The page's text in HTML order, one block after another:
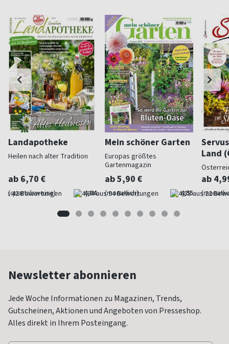
Landapotheke
Heilen nach alter Tradition
ab 6,70 €
(quartalsweise) 4,84
Mein schöner Garten
Europas größtes
Gartenmagazin
ab 5,90 €
(monatlich) 4,55
Land
ab
Newsletter abonnieren
Jede Woche Informationen zu Magazinen, Trends,
Gutscheinen, Aktionen und Angeboten von Presseshop.
Alles direkt in Ihrem Posteingang.